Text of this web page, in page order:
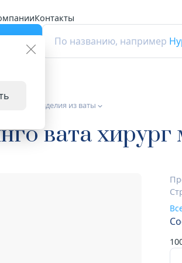
Контакты
По названию, например
Вата и изделия из ваты
вата хирург